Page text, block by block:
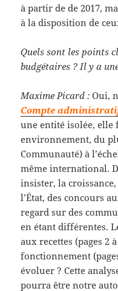
à partir de de 2017,
à la disposition de
Quels sont les points
budgétaires ? Il y a
Maxime Picard :Oui,
Compte
une entité isolée, elle
environnement, du
Communauté) à
même international.
insister, la
l’État, des concours
regard sur des
en étant différentes.
aux recettes (pages 2
fonctionnement
évoluer ? Cette
pourra être notre